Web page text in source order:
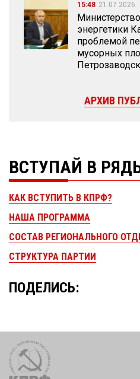
15:48 21.07.2026
энергетики
проблемой
мусорных
АРХИВ
ВСТУПАЙ В
КАК ВСТУПИТЬ В КПРФ?
НАША ПРОГРАММА
СОСТАВ РЕГИОНАЛЬНОГО
СТРУКТУРА ПАРТИИ
ПОДЕЛИСЬ: